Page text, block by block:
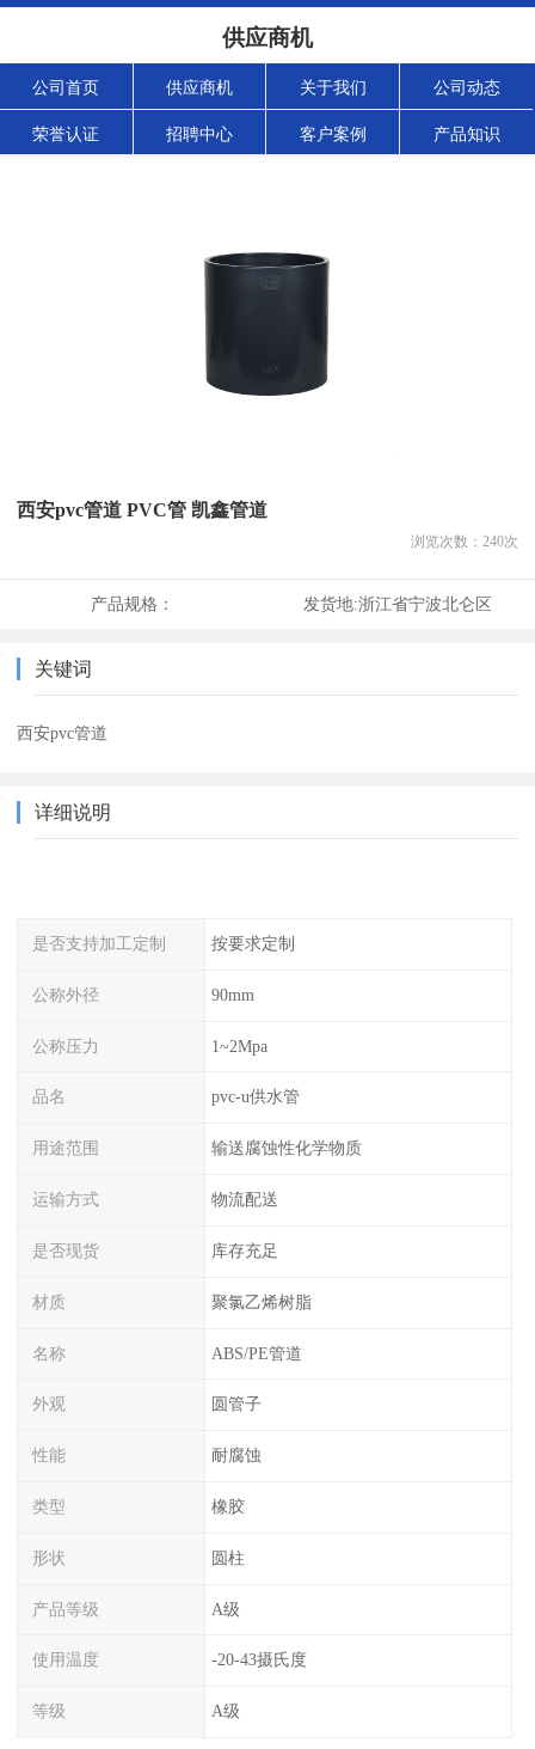
供应商机
公司首页 供应商机 关于我们 公司动态
荣誉认证 招聘中心 客户案例 产品知识
西安pvc管道 PVC管 凯鑫管道
浏览次数： 240次
产品规格： 发货地:浙江省宁波北仑区
关键词
西安pvc管道
详细说明
是否支持加工定制 按要求定制
公称外径 90mm
公称压力 1~2Mpa
品名 pvc-u供水管
用途范围 输送腐蚀性化学物质
运输方式 物流配送
是否现货 库存充足
材质 聚氯乙烯树脂
名称 ABS/PE管道
外观 圆管子
性能 耐腐蚀
类型 橡胶
形状 圆柱
产品等级 A级
使用温度 -20-43摄氏度
等级 A级